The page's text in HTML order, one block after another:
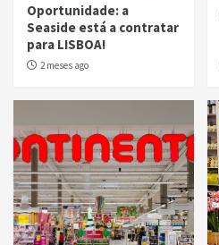
Oportunidade: a
Seaside está a contratar
para LISBOA!
2 meses ago